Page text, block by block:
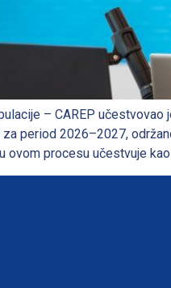
– CAREP
period 2026–2027,
ovom procesu učestvuje kao